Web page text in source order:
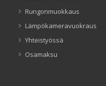
Rungonmuokkaus
Lämpökameravuokraus
Yhteistyössä
Osamaksu